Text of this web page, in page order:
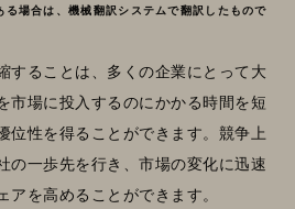
場合は、機械翻訳システムで翻訳したもので
することは、多くの企業にとって大
市場に投入するのにかかる時間を短
位性を得ることができます。競争上
の一歩先を行き、市場の変化に迅速
を高めることができます。